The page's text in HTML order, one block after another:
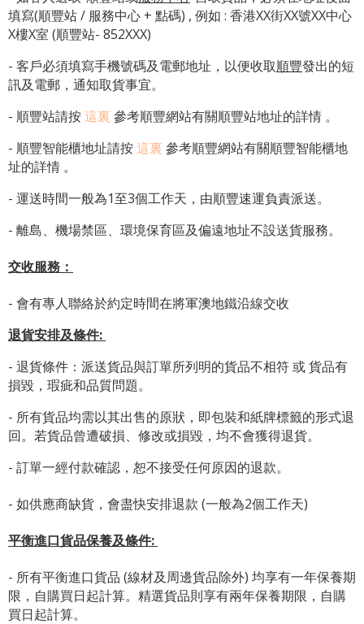
填寫(順豐站 / 服務中心 + 點碼) , 例如 : 香港XX街XX號XX中心
X樓X室 (順豐站- 852XXX)
- 客戶必須填寫手機號碼及電郵地址，以便收取順豐發出的短
訊及電郵，通知取貨事宜。
- 順豐站請按這裏 參考順豐網站有關順豐站地址的詳情 。
- 順豐智能櫃地址請按這裏 參考順豐網站有關順豐智能櫃地
址的詳情 。
- 運送時間一般為1至3個工作天，由順豐速運負責派送。
- 離島、機場禁區、環境保育區及偏遠地址不設送貨服務。
交收服務：
- 會有專人聯絡於約定時間在將軍澳地鐵沿線交收
退貨安排及條件:
- 退貨條件：派送貨品與訂單所列明的貨品不相符 或 貨品有
損毀，瑕疵和品質問題。
- 所有貨品均需以其出售的原狀，即包裝和紙牌標籤的形式退
回。若貨品曾遭破損、修改或損毀，均不會獲得退貨。
- 訂單一經付款確認，恕不接受任何原因的退款。
- 如供應商缺貨，會盡快安排退款 (一般為2個工作天)
平衡進口貨品保養及條件:
- 所有平衡進口貨品 (線材及周邊貨品除外) 均享有一年保養期
限，自購買日起計算。精選貨品則享有兩年保養期限，自購
買日起計算。